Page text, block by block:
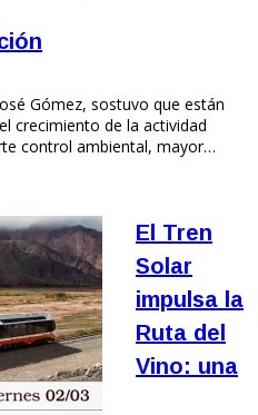
Gómez, sostuvo que están
crecimiento de la actividad
control ambiental, mayor…
El Tren
Solar
impulsa la
Ruta del
Vino: una